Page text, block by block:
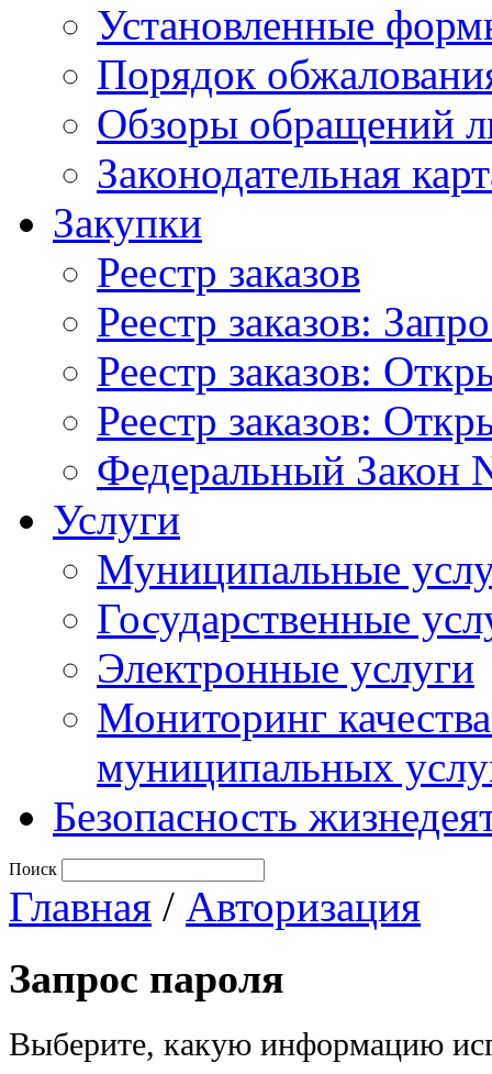
Установленные
Порядок
Обзоры обращений
Законодательная
Закупки
Реестр заказов
Реестр заказов:
Реестр заказов:
Реестр заказов:
Федеральный Закон
Услуги
Муниципальные
Государственные
Электронные услуги
Мониторинг
муниципальных
Безопасность
Поиск
Главная / Авторизация
Запрос пароля
Выберите, какую информацию